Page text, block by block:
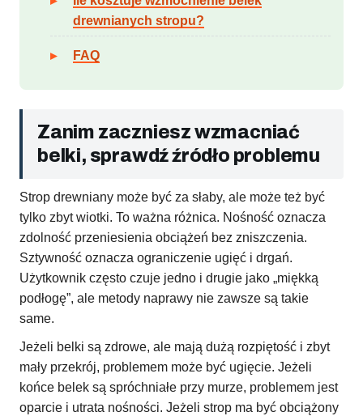
drewnianych stropu?
FAQ
Zanim zaczniesz wzmacniać
belki, sprawdź źródło problemu
Strop drewniany może być za słaby, ale może też być
tylko zbyt wiotki. To ważna różnica. Nośność oznacza
zdolność przeniesienia obciążeń bez zniszczenia.
Sztywność oznacza ograniczenie ugięć i drgań.
Użytkownik często czuje jedno i drugie jako „miękką
podłogę”, ale metody naprawy nie zawsze są takie
same.
Jeżeli belki są zdrowe, ale mają dużą rozpiętość i zbyt
mały przekrój, problemem może być ugięcie. Jeżeli
końce belek są spróchniałe przy murze, problemem jest
oparcie i utrata nośności. Jeżeli strop ma być obciążony